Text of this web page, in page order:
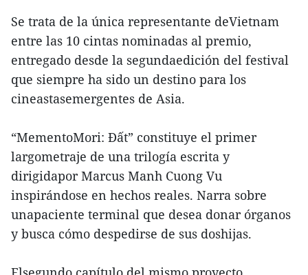
Se trata de la única representante deVietnam
entre las 10 cintas nominadas al premio,
entregado desde la segundaedición del festival
que siempre ha sido un destino para los
cineastasemergentes de Asia.
“MementoMori: Đất” constituye el primer
largometraje de una trilogía escrita y
dirigidapor Marcus Manh Cuong Vu
inspirándose en hechos reales. Narra sobre
unapaciente terminal que desea donar órganos
y busca cómo despedirse de sus doshijas.